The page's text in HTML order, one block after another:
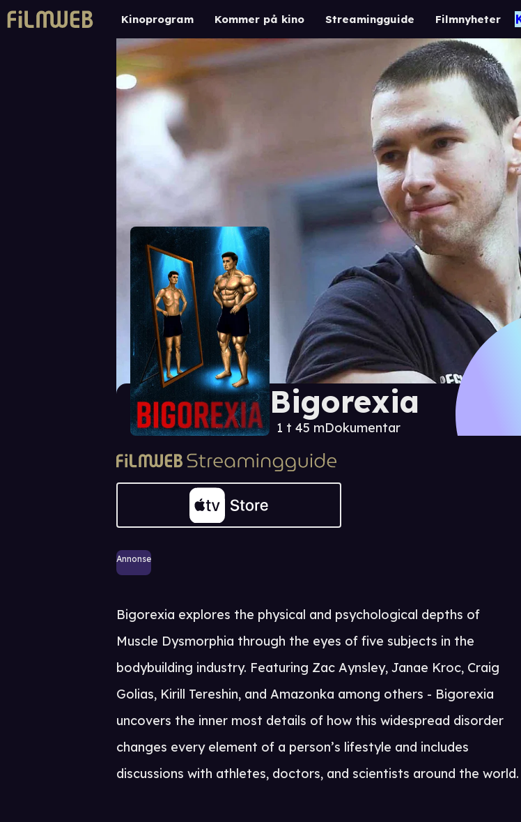
Kinoprogram Kommer på kino Streamingguide Filmnyheter
Bigorexia
1 t 45 mDokumentar
Annonse
Bigorexia explores the physical and psychological depths of
Muscle Dysmorphia through the eyes of five subjects in the
bodybuilding industry. Featuring Zac Aynsley, Janae Kroc, Craig
Golias, Kirill Tereshin, and Amazonka among others - Bigorexia
uncovers the inner most details of how this widespread disorder
changes every element of a person’s lifestyle and includes
discussions with athletes, doctors, and scientists around the world.